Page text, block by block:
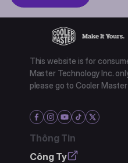
This website is for
Master Technology Inc.
please go to Cooler
Thông Tin
Công Ty